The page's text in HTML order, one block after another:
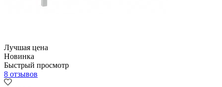
Лучшая цена
Новинка
Быстрый просмотр
8 отзывов